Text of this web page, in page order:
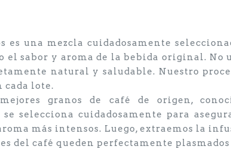
es una mezcla cuidadosamente
sabor y aroma de la bebida original. No
natural y saludable. Nuestro
cada lote.
mejores granos de café de origen,
selecciona cuidadosamente para
más intensos. Luego, extraemos la
del café queden perfectamente